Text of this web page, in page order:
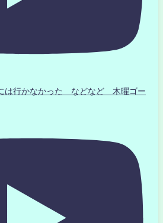
は行かなかった などなど 木曜ゴー